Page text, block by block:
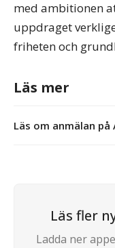
med ambitionen
uppdraget
friheten och
Läs mer
Läs om anmälan
Läs fler
Ladda ner